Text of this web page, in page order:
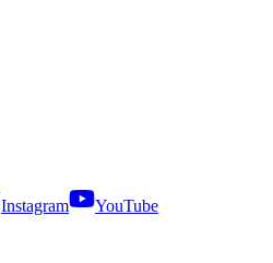
Instagram YouTube